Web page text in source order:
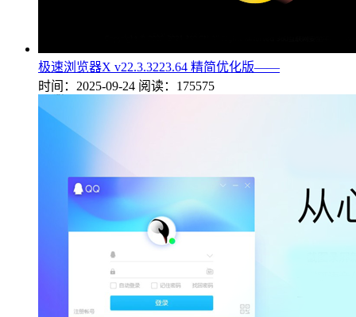
极速浏览器X v22.3.3223.64 精简优化版——
时间：2025-09-24 阅读：175575